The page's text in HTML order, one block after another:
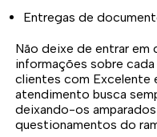
Entregas de
Não deixe de entrar
informações sobre
clientes com Excelente
atendimento busca
deixando-os
questionamentos do